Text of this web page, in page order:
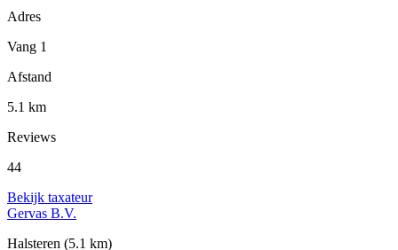
Adres
Vang 1
Afstand
5.1 km
Reviews
44
Bekijk taxateur
Gervas B.V.
Halsteren (5.1 km)